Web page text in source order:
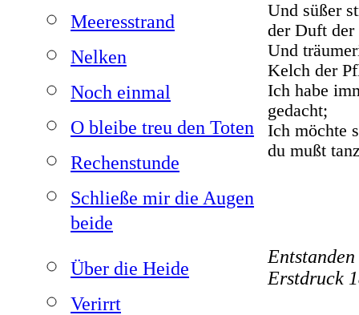
Meeresstrand
Nelken
Noch einmal
O bleibe treu den Toten
Rechenstunde
Schließe mir die Augen
beide
Über die Heide
Verirrt
Und süßer
der Duft der
Und
Kelch der
Ich habe
gedacht;
Ich möchte
du mußt
Erstdruck